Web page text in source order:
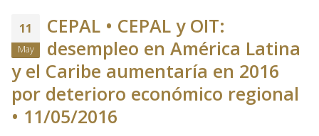
11
May
CEPAL • CEPAL y OIT:
desempleo en América Latina
y el Caribe aumentaría en 2016
por deterioro económico regional
• 11/05/2016